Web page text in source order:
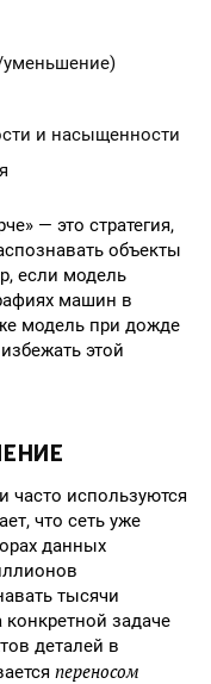
и насыщенности
— это стратегия,
объекты
если модель
машин в
модель при дожде
этой
часто используются
что сеть уже
данных
тысячи
конкретной задаче
деталей в
переносом